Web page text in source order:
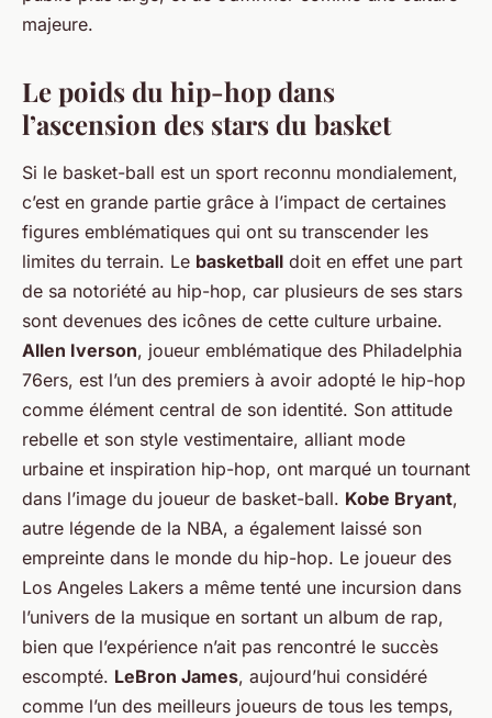
majeure.
Le poids du hip-hop dans
l’ascension des stars du basket
Si le basket-ball est un sport reconnu mondialement,
c’est en grande partie grâce à l’impact de certaines
figures emblématiques qui ont su transcender les
limites du terrain. Le basketball doit en effet une part
de sa notoriété au hip-hop, car plusieurs de ses stars
sont devenues des icônes de cette culture urbaine.
Allen Iverson, joueur emblématique des Philadelphia
76ers, est l’un des premiers à avoir adopté le hip-hop
comme élément central de son identité. Son attitude
rebelle et son style vestimentaire, alliant mode
urbaine et inspiration hip-hop, ont marqué un tournant
dans l’image du joueur de basket-ball. Kobe Bryant,
autre légende de la NBA, a également laissé son
empreinte dans le monde du hip-hop. Le joueur des
Los Angeles Lakers a même tenté une incursion dans
l’univers de la musique en sortant un album de rap,
bien que l’expérience n’ait pas rencontré le succès
escompté. LeBron James, aujourd’hui considéré
comme l’un des meilleurs joueurs de tous les temps,